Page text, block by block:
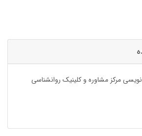
مرکز مشاوره و کلینیک روانشناسی